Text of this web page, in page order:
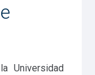
Universidad